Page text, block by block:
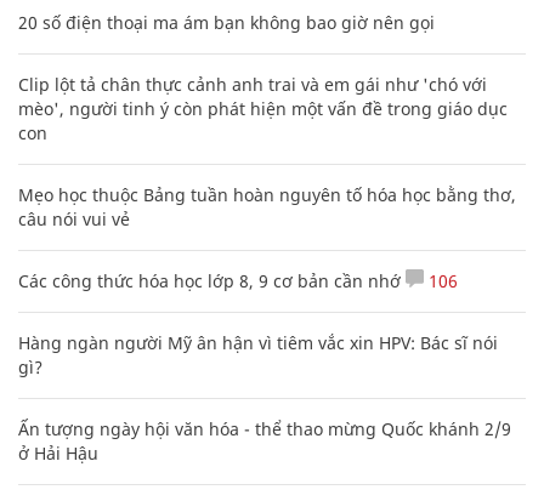
20 số điện thoại ma ám bạn không bao giờ nên gọi
Clip lột tả chân thực cảnh anh trai và em gái như 'chó với
mèo', người tinh ý còn phát hiện một vấn đề trong giáo dục
con
Mẹo học thuộc Bảng tuần hoàn nguyên tố hóa học bằng thơ,
câu nói vui vẻ
Các công thức hóa học lớp 8, 9 cơ bản cần nhớ 106
Hàng ngàn người Mỹ ân hận vì tiêm vắc xin HPV: Bác sĩ nói
gì?
Ấn tượng ngày hội văn hóa - thể thao mừng Quốc khánh 2/9
ở Hải Hậu